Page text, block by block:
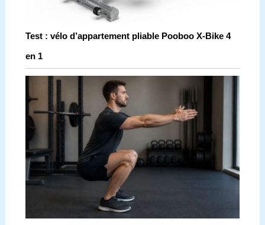
Test : vélo d’appartement pliable Pooboo X-Bike 4
en 1